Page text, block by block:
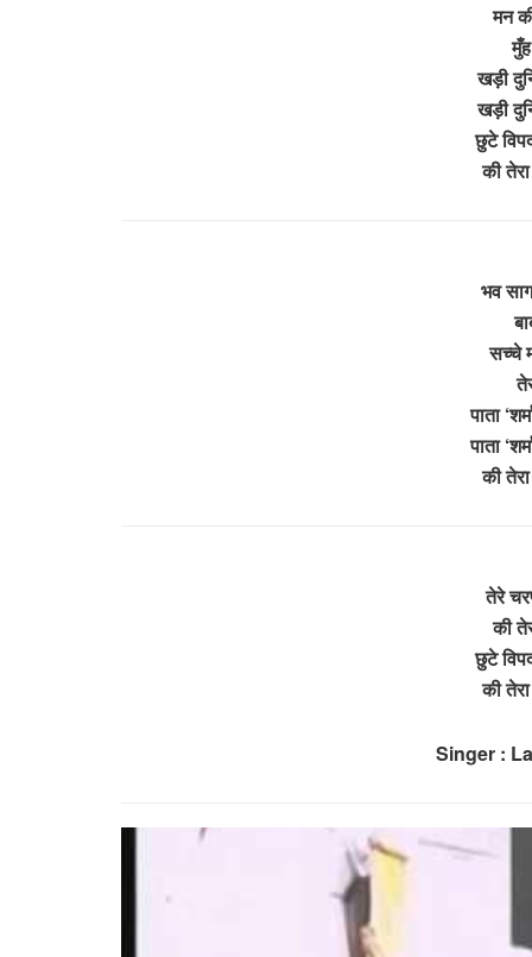
मन
खड़ी
खड़ी
छुटे
की
भव
सच्चे
पाता
पाता
की
तेरे
की
छुटे
की
Singer :